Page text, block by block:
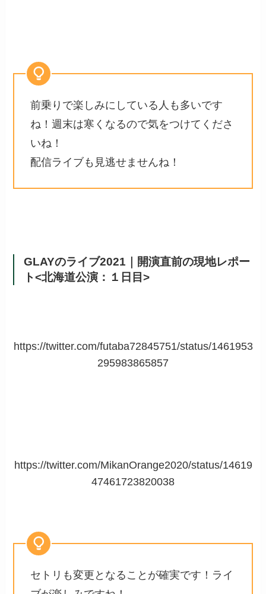
前乗りで楽しみにしている人も多いです
ね！週末は寒くなるので気をつけてくださ
いね！
配信ライブも見逃せませんね！
GLAYのライブ2021｜開演直前の現地レポー
ト<北海道公演：１日目>
https://twitter.com/futaba72845751/status/1461953
295983865857
https://twitter.com/MikanOrange2020/status/14619
47461723820038
セトリも変更となることが確実です！ライ